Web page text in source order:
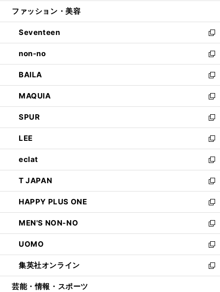
開
く
ウ
で
開
く
ウ
ン
ド
ウ
で
開
く
ファッション・美容
Seventeen
新
し
い
ウ
ィ
ン
ド
ウ
で
開
く
non-no
新
し
い
ウ
ィ
ン
ド
ウ
で
開
く
BAILA
新
し
い
ウ
ィ
ン
ド
ウ
で
開
く
MAQUIA
新
し
い
ウ
ィ
ン
ド
ウ
で
開
く
SPUR
新
し
い
ウ
ィ
ン
ド
ウ
で
開
く
LEE
新
し
い
ウ
ィ
ン
ド
ウ
で
開
く
eclat
新
し
い
ウ
ィ
ン
ド
ウ
で
開
く
T JAPAN
新
し
い
ウ
ィ
ン
ド
ウ
で
開
HAPPY PLUS ONE
新
し
い
ウ
ィ
ン
ド
ウ
MEN'S NON-NO
新
し
い
ウ
ィ
ン
UOMO
新
し
い
ウ
集英社オンライン
新
し
芸能・情報・スポーツ